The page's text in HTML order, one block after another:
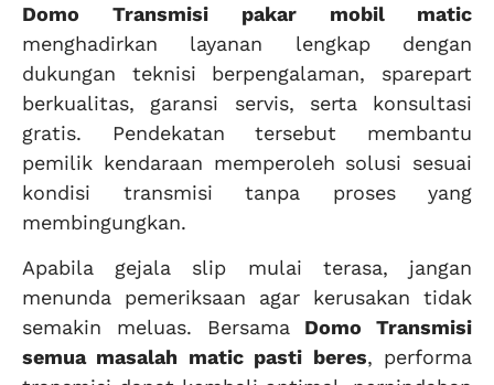
Domo Transmisi
pakar mobil matic
menghadirkan layanan lengkap dengan
dukungan teknisi berpengalaman, sparepart
berkualitas, garansi servis, serta konsultasi
gratis. Pendekatan tersebut membantu
pemilik kendaraan memperoleh solusi sesuai
kondisi transmisi tanpa proses yang
membingungkan.
Apabila gejala slip mulai terasa, jangan
menunda pemeriksaan agar kerusakan tidak
semakin meluas. Bersama Domo Transmisi
semua masalah matic pasti beres, performa